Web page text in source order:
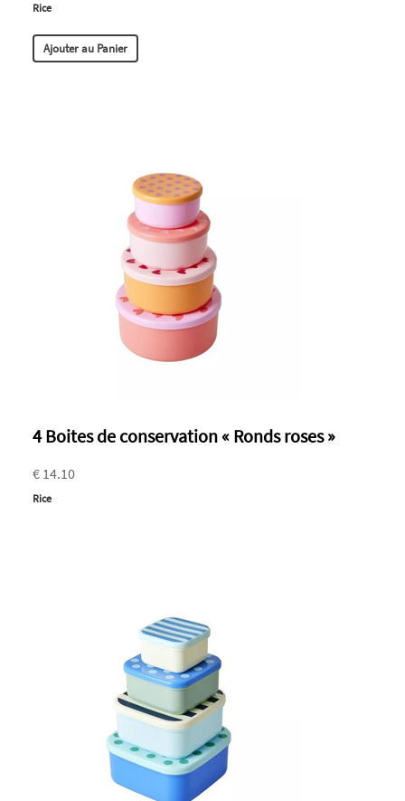
Rice
Ajouter au Panier
4 Boites de conservation « Ronds roses »
€ 14.10
Rice